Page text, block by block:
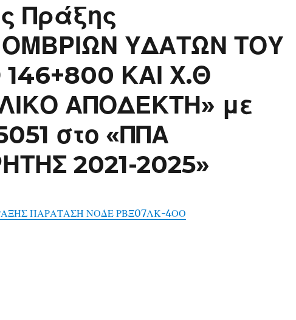
Πράξης
ΥΔΑΤΩΝ ΤΟΥ
ΚΑΙ Χ.Θ
ΑΠΟΔΕΚΤΗ» με
στο «ΠΠΑ
2021-2025»
ΠΑΡΑΤΑΣΗ ΝΟΔΕ ΡΒΞ07ΛΚ-4ΟΟ